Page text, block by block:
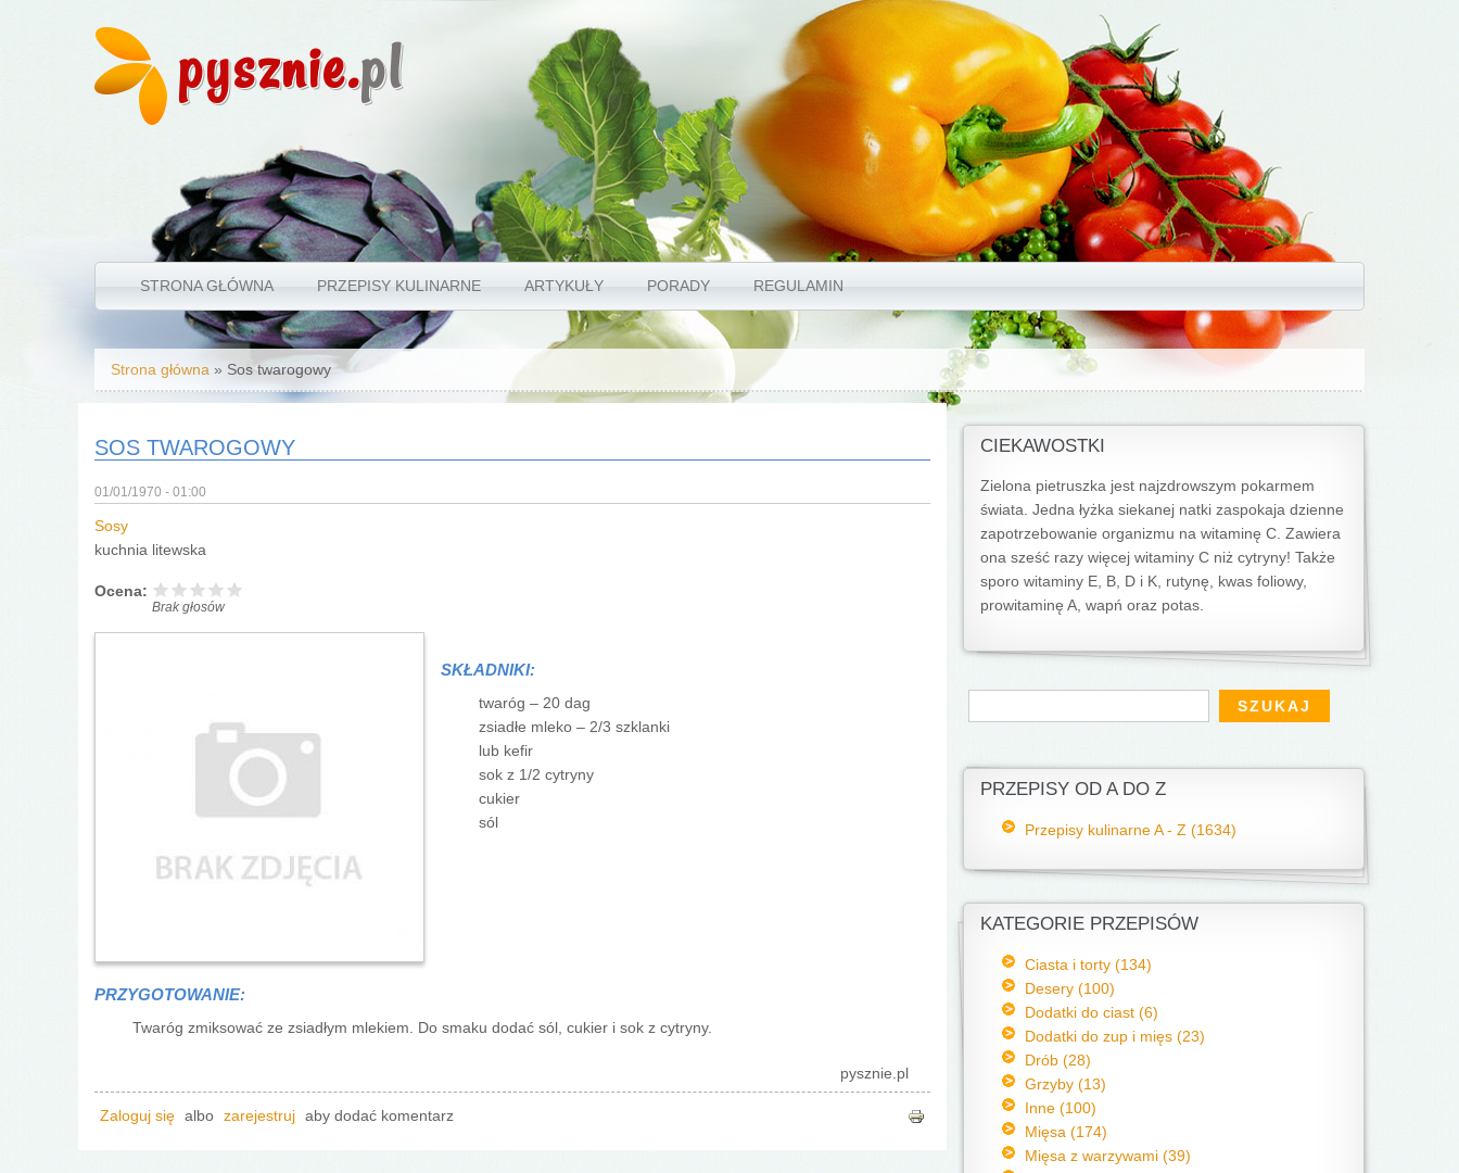
pysznie.pl
STRONA GŁÓWNA PRZEPISY KULINARNE ARTYKUŁY PORADY REGULAMIN
Jesteś tutaj
Strona główna » Sos twarogowy
SOS TWAROGOWY
01/01/1970 - 01:00
Sosy
kuchnia litewska
Ocena:
Brak głosów
SKŁADNIKI:
twaróg – 20 dag
zsiadłe mleko – 2/3 szklanki
lub kefir
sok z 1/2 cytryny
cukier
sól
PRZYGOTOWANIE:
Twaróg zmiksować ze zsiadłym mlekiem. Do smaku dodać sól, cukier i sok z cytryny.
pysznie.pl
Zaloguj się albo zarejestruj aby dodać komentarz
CIEKAWOSTKI
Zielona pietruszka jest najzdrowszym pokarmem
świata. Jedna łyżka siekanej natki zaspokaja dzienne
zapotrzebowanie organizmu na witaminę C. Zawiera
ona sześć razy więcej witaminy C niż cytryny! Także
sporo witaminy E, B, D i K, rutynę, kwas foliowy,
prowitaminę A, wapń oraz potas.
Formularz wyszukiwania
Szukaj
PRZEPISY OD A DO Z
Przepisy kulinarne A - Z (1634)
KATEGORIE PRZEPISÓW
Ciasta i torty (134)
Desery (100)
Dodatki do ciast (6)
Dodatki do zup i mięs (23)
Drób (28)
Grzyby (13)
Inne (100)
Mięsa (174)
Mięsa z warzywami (39)